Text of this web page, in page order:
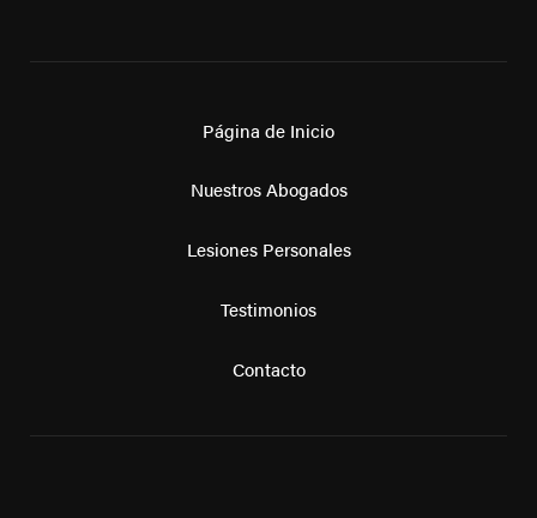
Página de Inicio
Nuestros Abogados
Lesiones Personales
Testimonios
Contacto